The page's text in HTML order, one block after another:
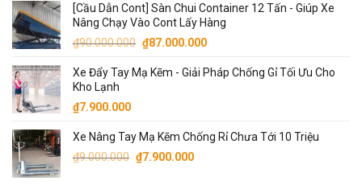
[Cầu Dẫn Cont] Sàn Chui Container 12 Tấn - Giúp Xe
Nâng Chạy Vào Cont Lấy Hàng
₫90.000.000 Giá
là:
₫87.000.000Giá
tại
Xe Đẩy Tay Mạ Kẽm - Giải Pháp Chống Gỉ Tối Ưu Cho
Kho Lạnh
₫7.900.000
Xe Nâng Tay Mạ Kẽm Chống Rỉ Chưa Tới 10 Triệu
₫9.000.000 Giá
₫7.900.000Giá